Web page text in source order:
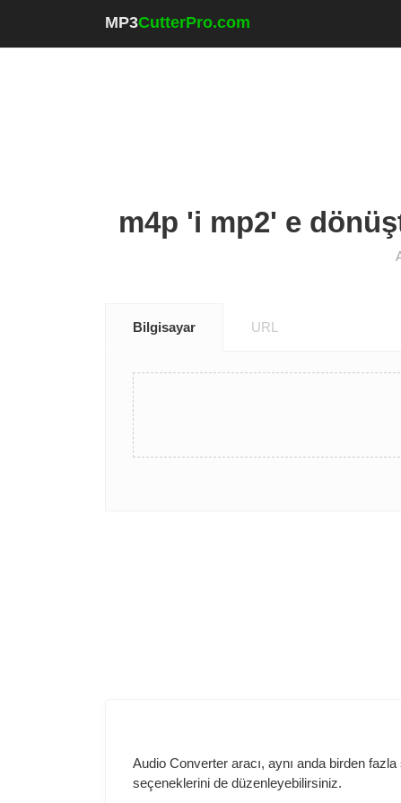
MP3CutterPro.com
m4p 'i mp2' e
Bilgisayar URL
Audio Converter aracı, aynı anda birden
seçeneklerini de düzenleyebilirsiniz.